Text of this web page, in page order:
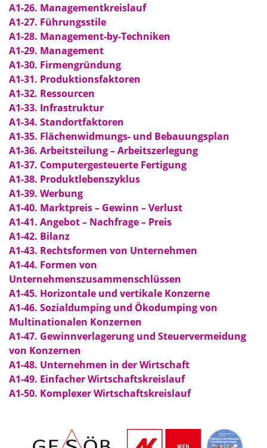
A1-26. Managementkreislauf
A1-27. Führungsstile
A1-28. Management-by-Techniken
A1-29. Management
A1-30. Firmengründung
A1-31. Produktionsfaktoren
A1-32. Ressourcen
A1-33. Infrastruktur
A1-34. Standortfaktoren
A1-35. Flächenwidmungs- und Bebauungsplan
A1-36. Arbeitsteilung – Arbeitszerlegung
A1-37. Computergesteuerte Fertigung
A1-38. Produktlebenszyklus
A1-39. Werbung
A1-40. Marktpreis – Gewinn – Verlust
A1-41. Angebot – Nachfrage – Preis
A1-42. Bilanz
A1-43. Rechtsformen von Unternehmen
A1-44. Formen von
Unternehmenszusammenschlüssen
A1-45. Horizontale und vertikale Konzerne
A1-46. Sozialdumping und Ökodumping von
Multinationalen Konzernen
A1-47. Gewinnverlagerung und Steuervermeidung
von Konzernen
A1-48. Unternehmen in der Wirtschaft
A1-49. Einfacher Wirtschaftskreislauf
A1-50. Komplexer Wirtschaftskreislauf